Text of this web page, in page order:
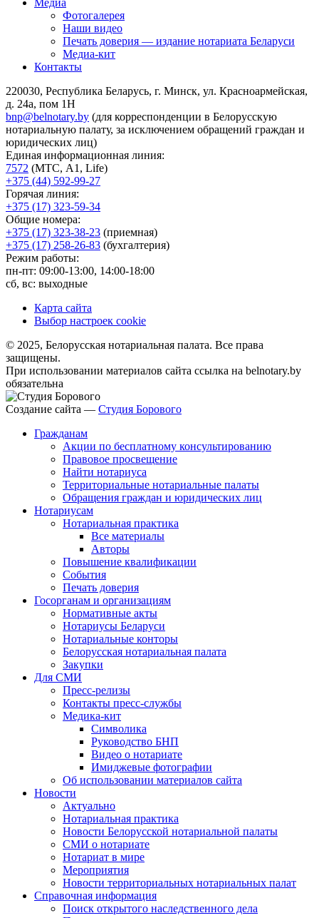
Медиа
Фотогалерея
Наши видео
Печать доверия — издание нотариата Беларуси
Медиа-кит
Контакты
220030, Республика Беларусь, г. Минск, ул. Красноармейская,
д. 24а, пом 1Н
bnp@belnotary.by (для корреспонденции в Белорусскую
нотариальную палату, за исключением обращений граждан и
юридических лиц)
Единая информационная линия:
7572 (МТС, A1, Life)
+375 (44) 592-99-27
Горячая линия:
+375 (17) 323-59-34
Общие номера:
+375 (17) 323-38-23 (приемная)
+375 (17) 258-26-83 (бухгалтерия)
Режим работы:
пн-пт: 09:00-13:00, 14:00-18:00
сб, вс: выходные
Карта сайта
Выбор настроек cookie
© 2025, Белорусская нотариальная палата. Все права
защищены.
При использовании материалов сайта ссылка на belnotary.by
обязательна
Создание сайта — Студия Борового
Гражданам
Акции по бесплатному консультированию
Правовое просвещение
Найти нотариуса
Территориальные нотариальные палаты
Обращения граждан и юридических лиц
Нотариусам
Нотариальная практика
Все материалы
Авторы
Повышение квалификации
События
Печать доверия
Госорганам и организациям
Нормативные акты
Нотариусы Беларуси
Нотариальные конторы
Белорусская нотариальная палата
Закупки
Для СМИ
Пресс-релизы
Контакты пресс-службы
Медика-кит
Символика
Руководство БНП
Видео о нотариате
Имиджевые фотографии
Об использовании материалов сайта
Новости
Актуально
Нотариальная практика
Новости Белорусской нотариальной палаты
СМИ о нотариате
Нотариат в мире
Мероприятия
Новости территориальных нотариальных палат
Справочная информация
Поиск открытого наследственного дела